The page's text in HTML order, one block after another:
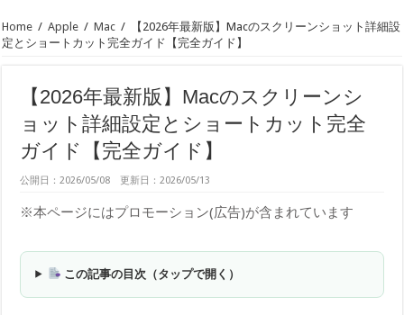
Home / Apple / Mac /
【2026年最新版】Macのスクリーンショット詳細設
定とショートカット完全ガイド【完全ガイド】
【2026年最新版】Macのスクリーンシ
ョット詳細設定とショートカット完全
ガイド【完全ガイド】
公開日：2026/05/08 更新日：2026/05/13
※本ページにはプロモーション(広告)が含まれています
この記事の目次（タップで開く）